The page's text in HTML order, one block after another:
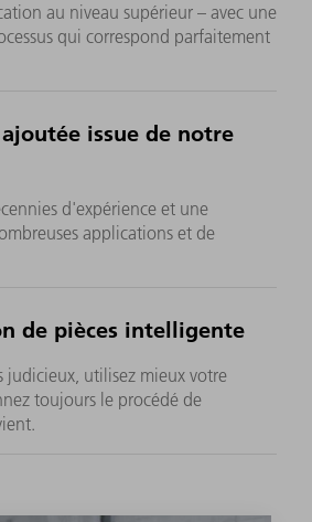
au niveau supérieur – avec une
qui correspond parfaitement
issue de notre
d'expérience et une
applications et de
de pièces intelligente
judicieux, utilisez mieux votre
toujours le procédé de